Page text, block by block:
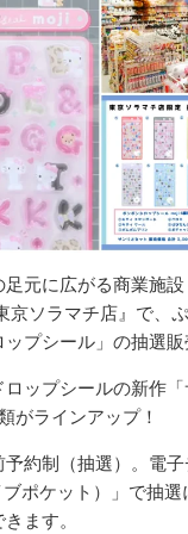
元に広がる商業施
京ソラマチ店』で、
プシール」の抽選販
ップシールの新作
がラインアップ！
約制（抽選）。電
ブポケット）」で抽
ます。